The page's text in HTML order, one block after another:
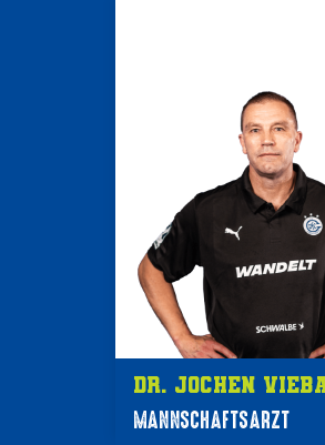
Dr. Jochen
MANNSCHAFTSARZT